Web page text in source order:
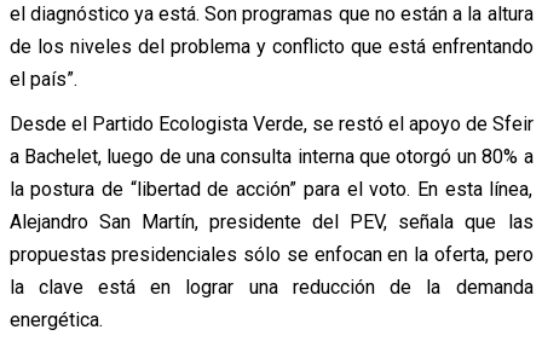
el diagnóstico ya está. Son programas que no están a la altura
de los niveles del problema y conflicto que está enfrentando
el país”.
Desde el Partido Ecologista Verde, se restó el apoyo de Sfeir
a Bachelet, luego de una consulta interna que otorgó un 80% a
la postura de “libertad de acción” para el voto. En esta línea,
Alejandro San Martín, presidente del PEV, señala que las
propuestas presidenciales sólo se enfocan en la oferta, pero
la clave está en lograr una reducción de la demanda
energética.